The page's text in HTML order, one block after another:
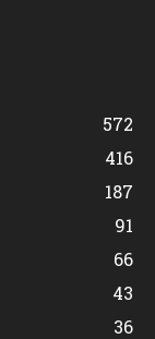
572
416
187
91
66
43
36